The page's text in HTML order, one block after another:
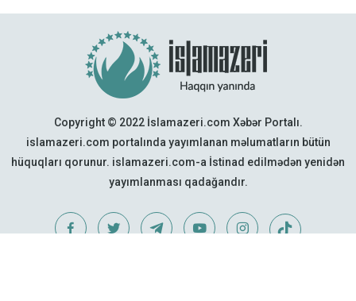
Copyright © 2022 İslamazeri.com Xəbər Portalı.
islamazeri.com portalında yayımlanan məlumatların bütün
hüquqları qorunur. islamazeri.com-a İstinad edilmədən yenidən
yayımlanması qadağandır.